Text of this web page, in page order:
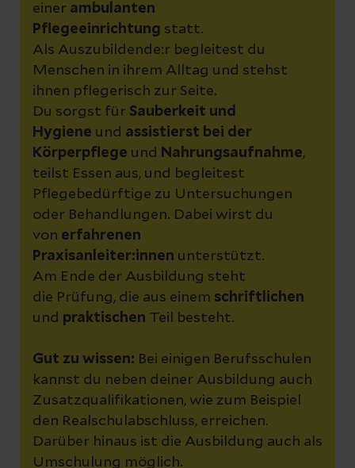
einer ambulanten
Pflegeeinrichtung statt.
Als Auszubildende:r begleitest du
Menschen in ihrem Alltag und stehst
ihnen pflegerisch zur Seite.
Du sorgst für Sauberkeit und
Hygiene und assistierst bei der
Körperpflege und Nahrungsaufnahme,
teilst Essen aus, und begleitest
Pflegebedürftige zu Untersuchungen
oder Behandlungen. Dabei wirst du
von erfahrenen
Praxisanleiter:innen unterstützt.
Am Ende der Ausbildung steht
die Prüfung, die aus einem schriftlichen
und praktischen Teil besteht.
Gut zu wissen: Bei einigen Berufsschulen
kannst du neben deiner Ausbildung auch
Zusatzqualifikationen, wie zum Beispiel
den Realschulabschluss, erreichen.
Darüber hinaus ist die Ausbildung auch als
Umschulung möglich.